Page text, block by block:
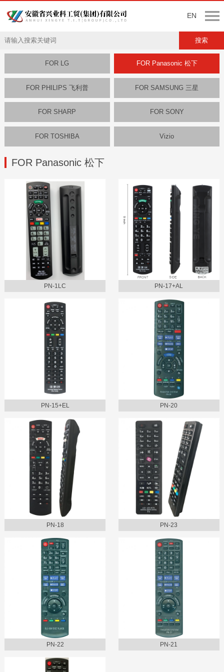
EN
FOR LG FOR Panasonic 松下
FOR PHILIPS 飞利普 FOR SAMSUNG 三星
FOR SHARP FOR SONY
FOR TOSHIBA Vizio
FOR Panasonic 松下
PN-1LC PN-17+AL
PN-15+EL PN-20
PN-18 PN-23
PN-22 PN-21